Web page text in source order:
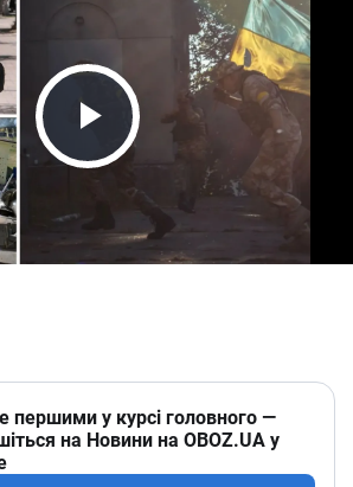
Play Video
першими у курсі головного —
на Новини на OBOZ.UA у